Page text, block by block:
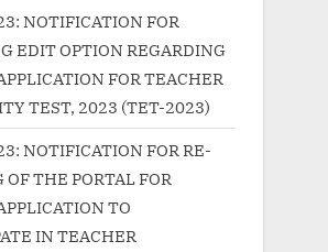
NOTIFICATION FOR
EDIT OPTION REGARDING
FOR TEACHER
TEST, 2023 (TET-2023)
NOTIFICATION FOR RE-
OF THE PORTAL FOR
TO
IN TEACHER